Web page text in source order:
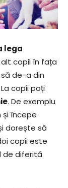
lega
copil în fața
de-a din
copii poți
. De exemplu
și începe
dorește să
copii este
de diferită